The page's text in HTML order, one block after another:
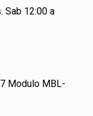
Sab 12:00 a
Modulo MBL-